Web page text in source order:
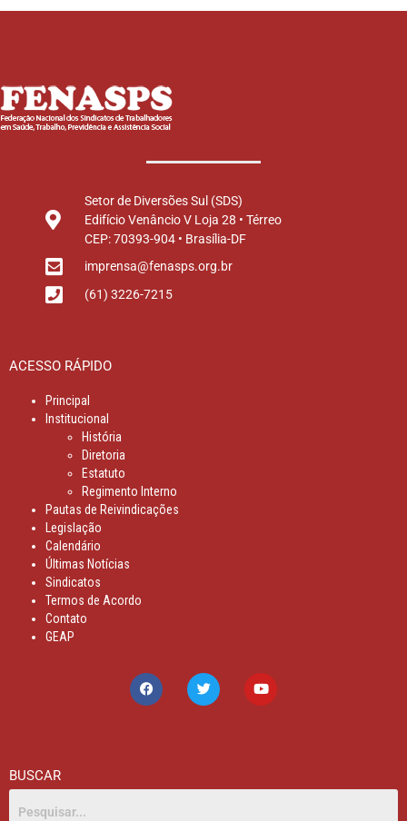
Setor de Diversões Sul (SDS)
Edifício Venâncio V Loja 28 • Térreo
CEP: 70393-904 • Brasília-DF
imprensa@fenasps.org.br
(61) 3226-7215
ACESSO RÁPIDO
Principal
Institucional
História
Diretoria
Estatuto
Regimento Interno
Pautas de Reivindicações
Legislação
Calendário
Últimas Notícias
Sindicatos
Termos de Acordo
Contato
GEAP
BUSCAR